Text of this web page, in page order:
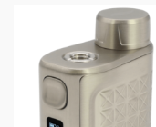
HIGHLIGHTS
Produced by